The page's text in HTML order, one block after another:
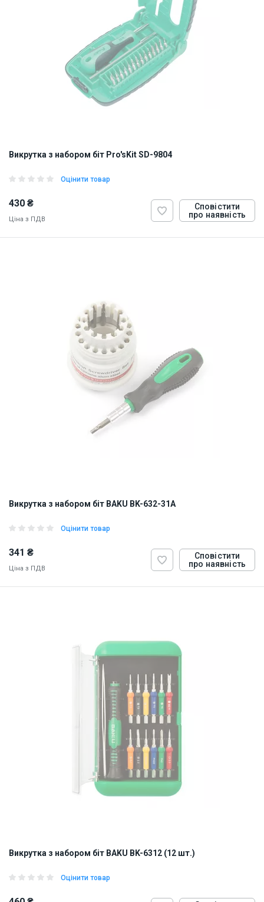
Викрутка з набором біт Pro'sKit SD-9804
Оцінити товар
430 ₴
Ціна з ПДВ
Сповістити
про наявність
Викрутка з набором біт BAKU BK-632-31А
Оцінити товар
341 ₴
Ціна з ПДВ
Сповістити
про наявність
Викрутка з набором біт BAKU BK-6312 (12 шт.)
Оцінити товар